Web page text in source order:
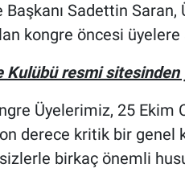
Başkanı Sadettin
kongre öncesi
Kulübü resmi sitesinden
Üyelerimiz, 25
derece kritik bir
birkaç önemli